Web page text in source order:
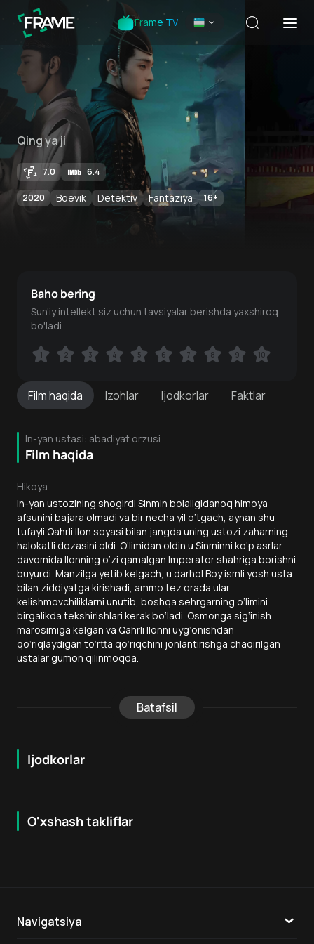
Frame TV
Qing ya ji
7.0 6.4
2020 Boevik Detektiv Fantaziya 16+
Filmhaqida Izohlar Ijodkorlar Faktlar
In-yan ustasi: abadiyat orzusi
Film haqida
Hikoya
In-yan ustozining shogirdi Sinmin bolaligidanoq himoya
afsunini bajara olmadi va bir necha yil o‘tgach, aynan shu
tufayli Qahrli Ilon soyasi bilan jangda uning ustozi zaharning
halokatli dozasini oldi. O‘limidan oldin u Sinminni ko‘p asrlar
davomida Ilonning o‘zi qamalgan Imperator shahriga borishni
buyurdi. Manzilga yetib kelgach, u darhol Boy ismli yosh usta
bilan ziddiyatga kirishadi, ammo tez orada ular
kelishmovchiliklarni unutib, boshqa sehrgarning o‘limini
birgalikda tekshirishlari kerak bo‘ladi. Osmonga sig‘inish
marosimiga kelgan va Qahrli Ilonni uyg‘onishdan
qo‘riqlaydigan to‘rtta qo‘riqchini jonlantirishga chaqirilgan
ustalar gumon qilinmoqda.
Batafsil
Ijodkorlar
Baho bering
Sun'iy intellekt siz uchun tavsiyalar berishda yaxshiroq
bo'ladi
1 2 3 4 5 6 7 8 9 10
1 2 3 4 5 6 7 8 9 10
O'xshash takliflar
18 + 6.3
Navigatsiya